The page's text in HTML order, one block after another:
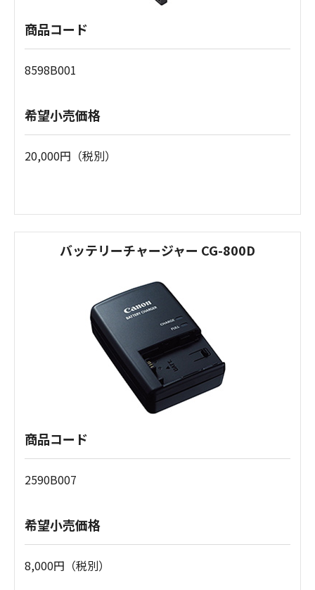
商品コード
8598B001
希望小売価格
20,000円（税別）
バッテリーチャージャー CG-800D
商品コード
2590B007
希望小売価格
8,000円（税別）